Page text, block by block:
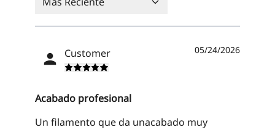
Customer 05/24/2026
Acabado profesional
Un filamento que da unacabado muy